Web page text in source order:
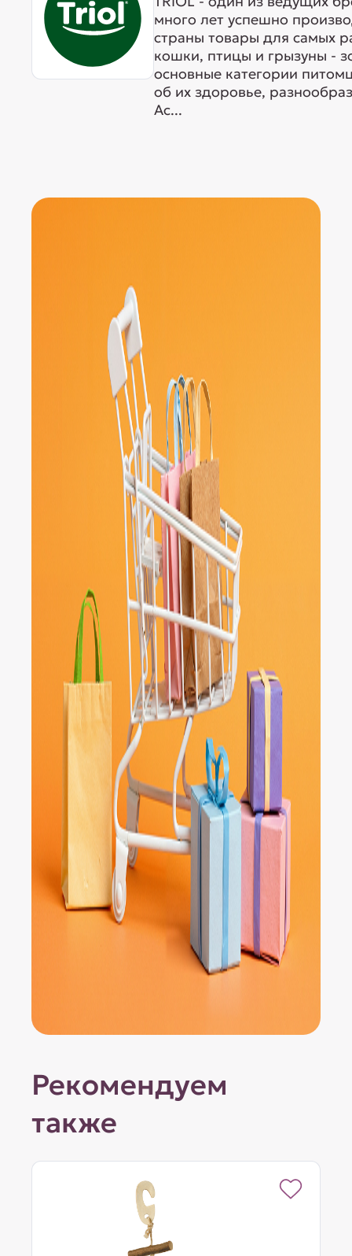
много лет успешно
страны товары для самых
кошки, птицы и грызуны -
основные категории
об их здоровье,
Ас...
Рекомендуем
также